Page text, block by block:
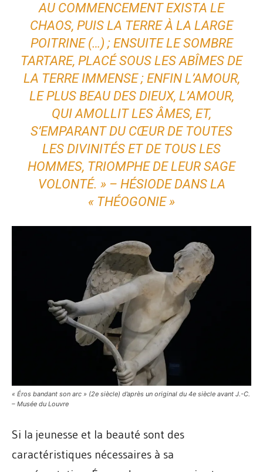
AU COMMENCEMENT EXISTA LE
CHAOS, PUIS LA TERRE À LA LARGE
POITRINE (…) ; ENSUITE LE SOMBRE
TARTARE, PLACÉ SOUS LES ABÎMES DE
LA TERRE IMMENSE ; ENFIN L’AMOUR,
LE PLUS BEAU DES DIEUX, L’AMOUR,
QUI AMOLLIT LES ÂMES, ET,
S’EMPARANT DU CŒUR DE TOUTES
LES DIVINITÉS ET DE TOUS LES
HOMMES, TRIOMPHE DE LEUR SAGE
VOLONTÉ. » – HÉSIODE DANS LA
« THÉOGONIE »
« Éros bandant son arc » (2e siècle) d’après un original du 4e siècle avant J.-C.
– Musée du Louvre
Si la jeunesse et la beauté sont des
caractéristiques nécessaires à sa